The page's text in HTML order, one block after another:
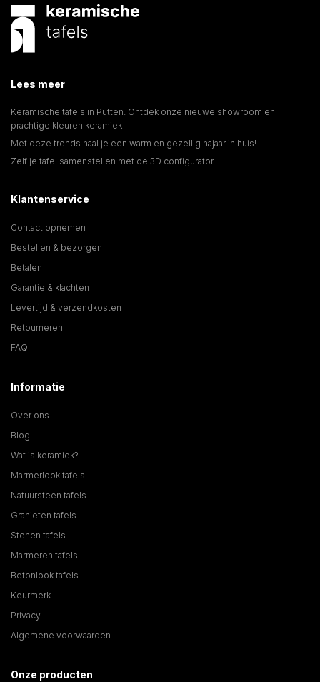
Lees meer
Keramische tafels in Putten: Ontdek onze nieuwe showroom en
prachtige kleuren keramiek
Met deze trends haal je een warm en gezellig najaar in huis!
Zelf je tafel samenstellen met de 3D configurator
Klantenservice
Contact opnemen
Bestellen & bezorgen
Betalen
Garantie & klachten
Levertijd & verzendkosten
Retourneren
FAQ
Informatie
Over ons
Blog
Wat is keramiek?
Marmerlook tafels
Natuursteen tafels
Granieten tafels
Stenen tafels
Marmeren tafels
Betonlook tafels
Keurmerk
Privacy
Algemene voorwaarden
Onze producten